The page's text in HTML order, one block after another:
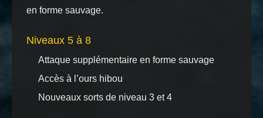
en forme sauvage.
Niveaux 5 à 8
Attaque supplémentaire en forme sauvage
Accès à l’ours hibou
Nouveaux sorts de niveau 3 et 4